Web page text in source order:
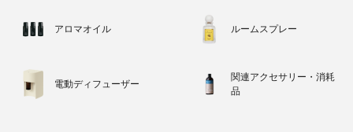
アロマオイル ルームスプレー
電動ディフューザー
関連アクセサリー・消耗
品